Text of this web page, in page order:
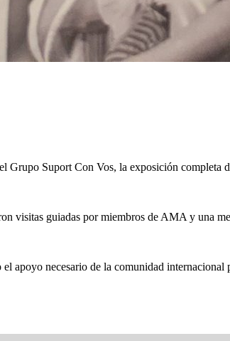
Grupo Suport Con Vos, la exposición completa
visitas guiadas por miembros de AMA y una
apoyo necesario de la comunidad internacional